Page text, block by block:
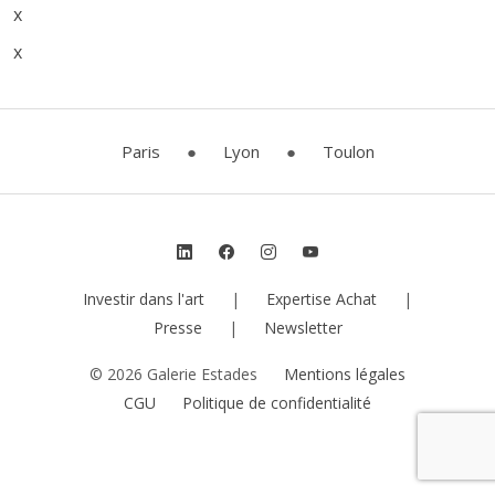
x
x
Paris ● Lyon ● Toulon
Investir dans l'art | Expertise Achat
|
Presse
| Newsletter
© 2026 Galerie Estades
Mentions légales
CGU
Politique de confidentialité